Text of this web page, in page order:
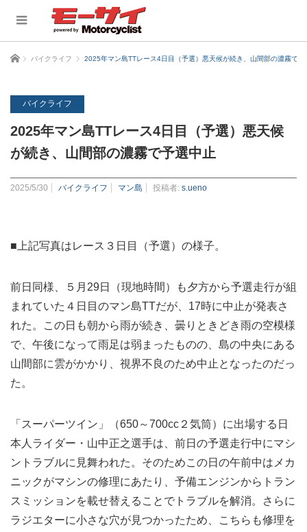
ホーム バイクライフ 2025年マン島TTレース4日目（予選）悪天候が続き、山間部の濃霧で予
バイクライフ
2025年マン島TTレース4日目（予選）悪天候
が続き、山間部の濃霧で予選中止
2025/5/30 バイクライフ マン島 投稿者: s.ueno
■上記写真はレース３日目（予選）の様子。
前日同様、５月29日（現地時間）も夕方から予選走行が組
まれていた４日目のマン島TTだが、17時に中止が発表さ
れた。この日も朝から雨が続き、曇りときどき雨の空模様
で、午後になって雨足は弱まったものの、島の中央にある
山間部に雲がかかり、視界不良のため中止となったのだっ
た。
「スーパーツイン」（650～700cc２気筒）に出場する日
本人ライダー・山中正之選手は、前日の予選走行中にマシ
ントラブルに見舞われた。そのためこの日の午前中はメカ
ニックがマシンの修理にあたり、予備エンジンからトラン
スミッションを載せ替えることでトラブルを解消。さらに
ラジエターに小さな穴が見つかったため、こちらも修理を